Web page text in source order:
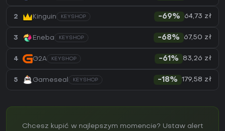
2 Kinguin KEYSHOP -69% 64,73 zł
3 Eneba KEYSHOP -68% 67,50 zł
4 G2A KEYSHOP -61% 83,26 zł
5 Gameseal KEYSHOP -18% 179,58 zł
Chcesz kupić w najlepszym momencie? Ustaw alert